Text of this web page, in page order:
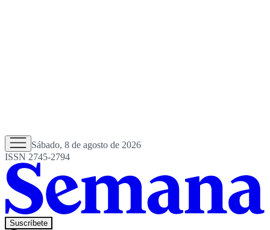
Sábado, 8 de agosto de 2026
ISSN 2745-2794
Suscríbete